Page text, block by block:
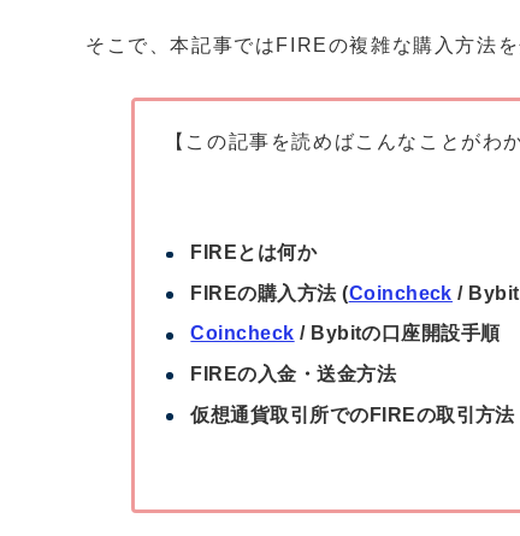
そこで、本記事ではFIREの複雑な購入方法
【この記事を読めばこんなことがわ
FIREとは何か
FIREの購入方法 (Coincheck / Bybit
Coincheck / Bybitの口座開設手順
FIREの入金・送金方法
仮想通貨取引所でのFIREの取引方法